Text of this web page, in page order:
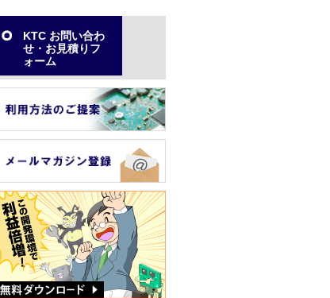
KTC お問い合わ
せ・お見積りフ
ォーム